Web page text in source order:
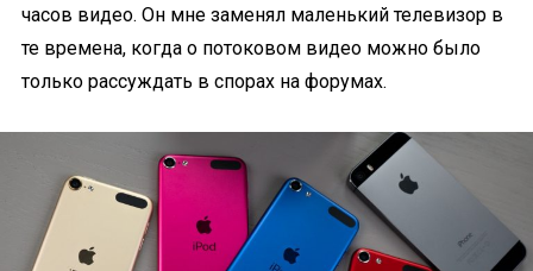
часов видео. Он мне заменял маленький телевизор в
те времена, когда о потоковом видео можно было
только рассуждать в спорах на форумах.